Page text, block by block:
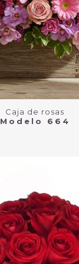
Caja de rosas
Modelo 664